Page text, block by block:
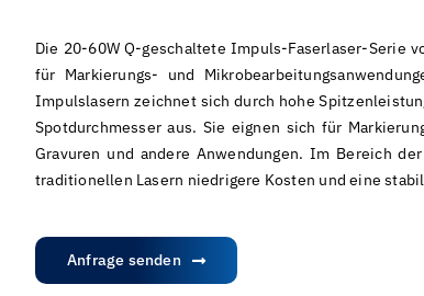
Die 20-60W Q-geschaltete Impuls-Faserlaser-Serie
für Markierungs- und
Impulslasern zeichnet sich durch hohe
Spotdurchmesser aus. Sie eignen sich für
Gravuren und andere Anwendungen. Im Bereich
traditionellen Lasern niedrigere Kosten und eine
Anfrage senden